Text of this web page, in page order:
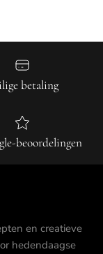
betaling
beoordelingen
en creatieve
hedendaagse